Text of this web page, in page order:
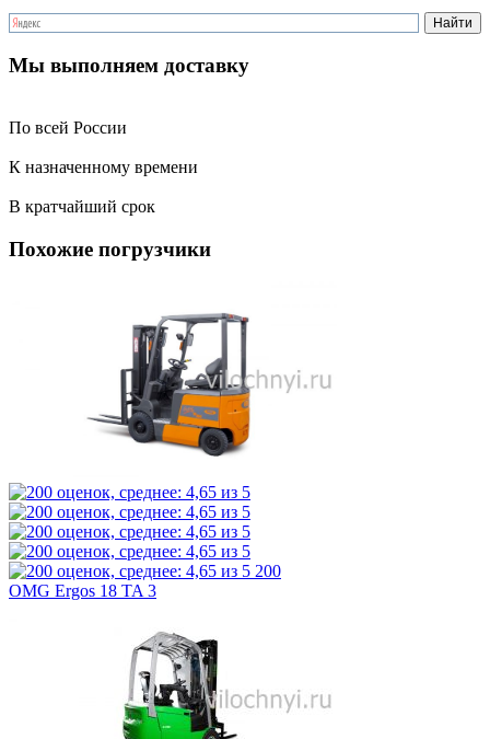
Мы выполняем доставку
По всей России
К назначенному времени
В кратчайший срок
Похожие погрузчики
200
OMG Ergos 18 TA 3